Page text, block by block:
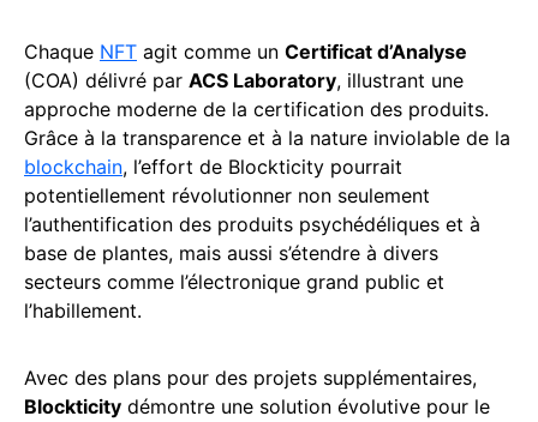
Chaque NFT agit comme un Certificat d’Analyse
(COA) délivré par ACS Laboratory, illustrant une
approche moderne de la certification des produits.
Grâce à la transparence et à la nature inviolable de la
blockchain, l’effort de Blockticity pourrait
potentiellement révolutionner non seulement
l’authentification des produits psychédéliques et à
base de plantes, mais aussi s’étendre à divers
secteurs comme l’électronique grand public et
l’habillement.
Avec des plans pour des projets supplémentaires,
Blockticity démontre une solution évolutive pour le